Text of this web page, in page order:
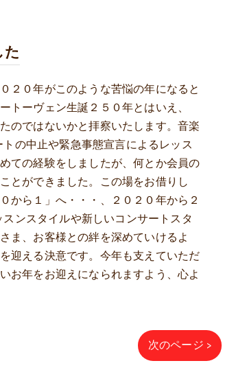
２０年がこのような苦悩の年になると
ーヴェン生誕２５０年とはいえ、
のではないかと拝察いたします。音楽
の中止や緊急事態宣言によるレッス
ての経験をしましたが、何とか会員の
とができました。この場をお借りし
から１」へ・・・、２０２０年から２
ンスタイルや新しいコンサートスタ
ま、お客様との絆を深めていけるよ
迎える決意です。今年も支えていただ
お年をお迎えになられますよう、心よ
次のページ >